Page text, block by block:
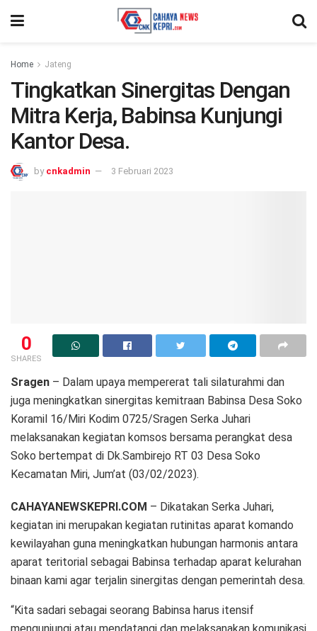
Home Jateng
Tingkatkan Sinergitas Dengan
Mitra Kerja, Babinsa Kunjungi
Kantor Desa.
by cnkadmin 3 Februari 2023
0
SHARES
Sragen – Dalam upaya mempererat tali silaturahmi dan
juga meningkatkan sinergitas kemitraan Babinsa Desa Soko
Koramil 16/Miri Kodim 0725/Sragen Serka Juhari
melaksanakan kegiatan komsos bersama perangkat desa
Soko bertempat di Dk.Sambirejo RT 03 Desa Soko
Kecamatan Miri, Jum’at (03/02/2023).
CAHAYANEWSKEPRI.COM – Dikatakan Serka Juhari,
kegiatan ini merupakan kegiatan rutinitas aparat komando
kewilayahan guna meningkatkan hubungan harmonis antara
aparat teritorial sebagai Babinsa terhadap aparat kelurahan
binaan kami agar terjalin sinergitas dengan pemerintah desa.
“Kita sadari sebagai seorang Babinsa harus itensif